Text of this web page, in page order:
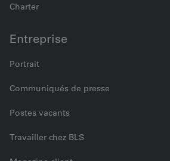
Charter
Entreprise
Portrait
Communiqués de presse
Postes vacants
Travailler chez BLS